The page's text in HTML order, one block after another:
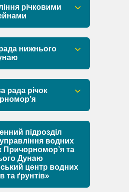
річковими
річковим басейном
річковим басейном
нижнього
Басейнової
ради нижнього
рада річок
Басейнової
ради річок
підрозділ
водних
Причорномор’я та
Дунаю
центр водних
та ґрунтів»